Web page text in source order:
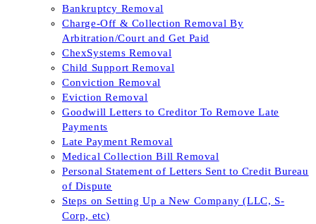
Bankruptcy Removal
Charge-Off & Collection Removal By
Arbitration/Court and Get Paid
ChexSystems Removal
Child Support Removal
Conviction Removal
Eviction Removal
Goodwill Letters to Creditor To Remove Late
Payments
Late Payment Removal
Medical Collection Bill Removal
Personal Statement of Letters Sent to Credit Bureau
of Dispute
Steps on Setting Up a New Company (LLC, S-
Corp, etc)